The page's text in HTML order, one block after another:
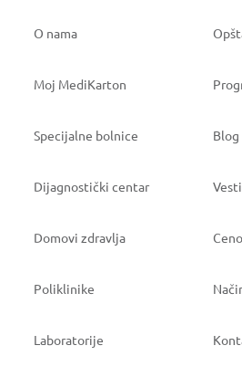
O nama
Moj MediKarton
Specijalne bolnice Blog
Dijagnostički centar Vesti
Domovi zdravlja
Poliklinike
Laboratorije